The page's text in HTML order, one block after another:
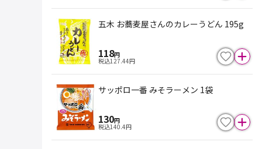
五木 お蕎麦屋さんのカレーうどん 195g
118円
税込127.44円
サッポロ一番 みそラーメン 1袋
130円
税込140.4円